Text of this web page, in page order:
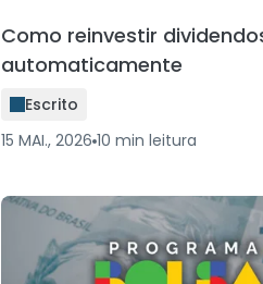
Como reinvestir
automaticamente
Escrito
15 MAI., 2026 10 min leitura